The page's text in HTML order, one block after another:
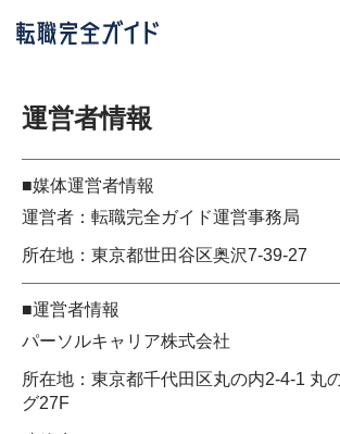
運営者情報
■媒体運営者情報
運営者：転職完全ガイド運営事務局
所在地：東京都世田谷区奥沢7-39-27
■運営者情報
パーソルキャリア株式会社
所在地：東京都千代田区丸の内2-4-1 丸
グ27F